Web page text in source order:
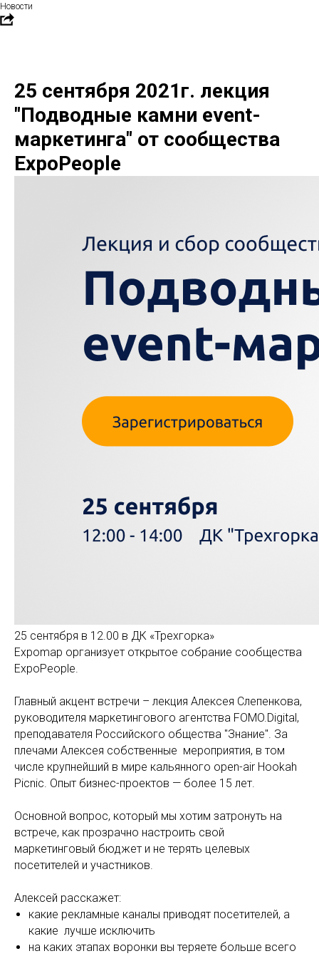
Новости
25 сентября 2021г. лекция
"Подводные камни event-
маркетинга" от сообщества
ExpoPeople
25 сентября в 12.00 в ДК «Трехгорка»
Expomap организует открытое собрание сообщества
ExpoPeople.
Главный акцент встречи – лекция Алексея Слепенкова,
руководителя маркетингового агентства FOMO.Digital,
преподавателя Российского общества "Знание". За
плечами Алексея собственные мероприятия, в том
числе крупнейший в мире кальянного open-air Hookah
Picnic. Опыт бизнес-проектов — более 15 лет.
Основной вопрос, который мы хотим затронуть на
встрече, как прозрачно настроить свой
маркетинговый бюджет и не терять целевых
посетителей и участников.
Алексей расскажет:
какие рекламные каналы приводят посетителей, а
какие лучше исключить
на каких этапах воронки вы теряете больше всего